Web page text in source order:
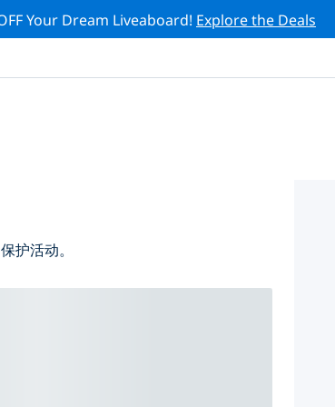
Your Dream Liveaboard! Explore the Deals
护活动。